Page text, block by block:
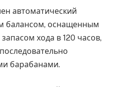
автоматический
балансом, оснащенным
хода в 120 часов,
барабанами.